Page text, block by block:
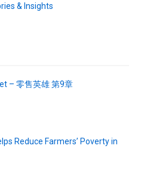
& Insights
– 零售英雄 第9章
Reduce Farmers’ Poverty in